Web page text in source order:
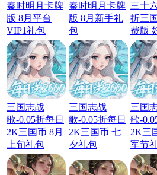
秦时明月卡牌
版 8月平台
VIP1礼包
秦时明月卡牌
版 8月新手礼
包
三十
折三
费版
三国志战
歌-0.05折每日
2K三国币 8月
上旬礼包
三国志战
歌-0.05折每日
2K三国币 七
夕礼包
三国
歌-
2K三
军节